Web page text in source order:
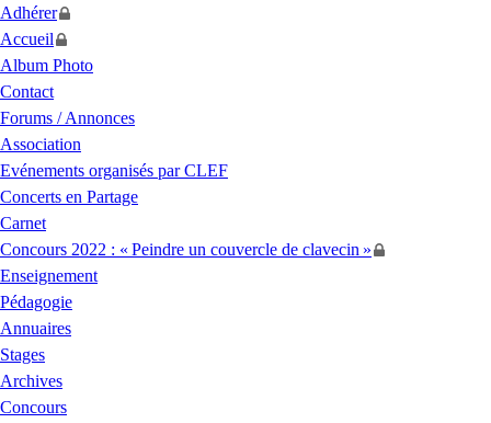
Adhérer
Accueil
Album Photo
Contact
Forums / Annonces
Association
Evénements organisés parCLEF
Concerts en Partage
Carnet
Concours 2022 : « Peindre un couvercle de clavecin »
Enseignement
Pédagogie
Annuaires
Stages
Archives
Concours